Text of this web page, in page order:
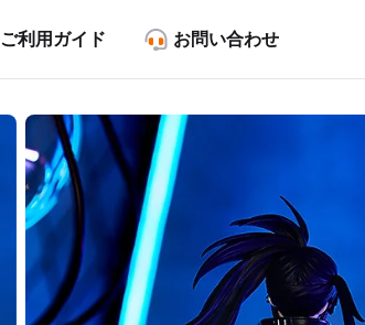
ご利用ガイド お問い合わせ